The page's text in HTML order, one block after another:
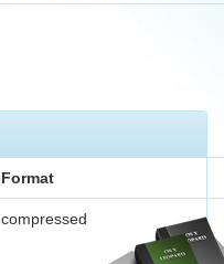
Format
compressed